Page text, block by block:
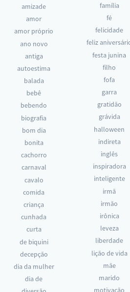
amizade
amor
amor próprio
ano novo
antiga
autoestima
balada
bebê
bebendo
biografia
bom dia
bonita
cachorro
carnaval
cavalo
comida
criança
cunhada
curta
de biquini
decepção
dia da mulher
dia de
família
fé
felicidade
feliz
festa junina
filho
fofa
garra
gratidão
grávida
halloween
indireta
inglês
inspiradora
inteligente
irmã
irmão
irônica
leveza
liberdade
lição de vida
mãe
marido
motivação